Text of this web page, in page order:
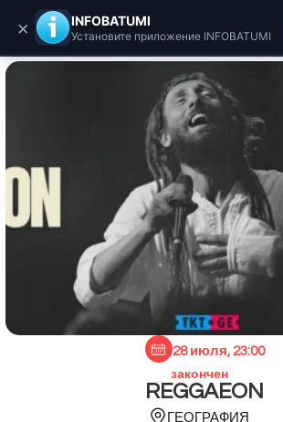
28 июля, 23:00
закончен
REGGAEON
ГЕОГРАФИЯ
× INFOBATUMI
Установите приложение INFOBATUMI